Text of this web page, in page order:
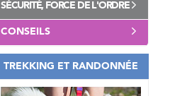
SÉCURITÉ, FORCE DE L'ORDRE
CONSEILS
TREKKING ET RANDONNÉE